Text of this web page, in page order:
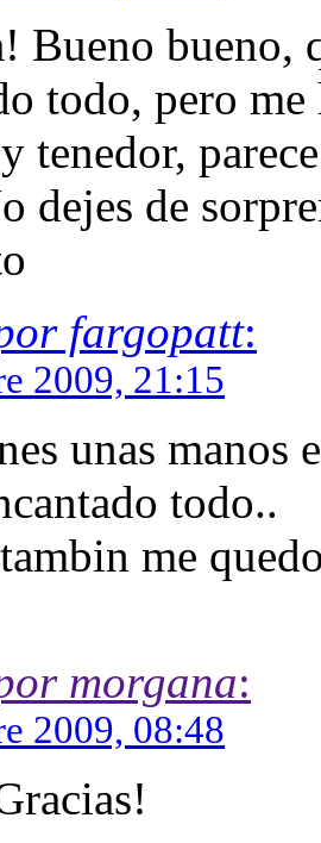
Bueno bueno,
todo, pero
tenedor,
dejes de
fargopatt:
2009, 21:15
unas manos
todo..
me
morgana:
2009, 08:48